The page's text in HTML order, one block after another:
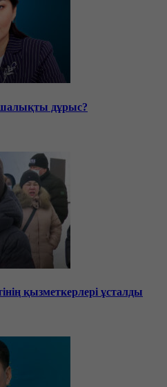
дұрыс?
қызметкерлері ұсталды